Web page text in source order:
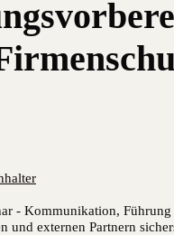
- Kommunikation,
und externen Partnern